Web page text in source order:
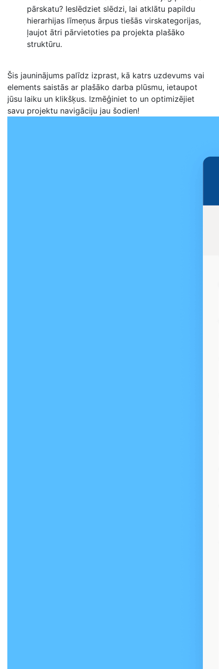
pārskatu? Ieslēdziet slēdzi, lai atklātu papildu
hierarhijas līmeņus ārpus tiešās virskategorijas,
ļaujot ātri pārvietoties pa projekta plašāko
struktūru.
Šis jauninājums palīdz izprast, kā katrs uzdevums vai
elements saistās ar plašāko darba plūsmu, ietaupot
jūsu laiku un klikšķus. Izmēģiniet to un optimizējiet
savu projektu navigāciju jau šodien!